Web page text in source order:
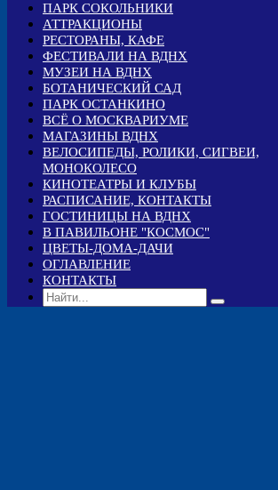
ПАРК СОКОЛЬНИКИ
АТТРАКЦИОНЫ
РЕСТОРАНЫ, КАФЕ
ФЕСТИВАЛИ НА ВДНХ
МУЗЕИ НА ВДНХ
БОТАНИЧЕСКИЙ САД
ПАРК ОСТАНКИНО
ВСЁ О МОСКВАРИУМЕ
МАГАЗИНЫ ВДНХ
ВЕЛОСИПЕДЫ, РОЛИКИ, СИГВЕИ,
МОНОКОЛЕСО
КИНОТЕАТРЫ И КЛУБЫ
РАСПИСАНИЕ, КОНТАКТЫ
ГОСТИНИЦЫ НА ВДНХ
В ПАВИЛЬОНЕ "КОСМОС"
ЦВЕТЫ-ДОМА-ДАЧИ
ОГЛАВЛЕНИЕ
КОНТАКТЫ